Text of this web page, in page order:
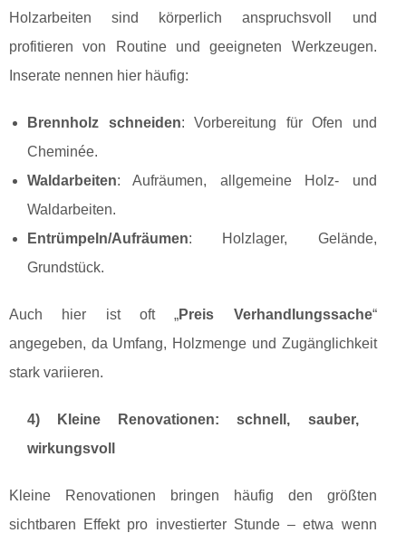
Holzarbeiten sind körperlich anspruchsvoll und
profitieren von Routine und geeigneten Werkzeugen.
Inserate nennen hier häufig:
Brennholz schneiden: Vorbereitung für Ofen und
Cheminée.
Waldarbeiten: Aufräumen, allgemeine Holz- und
Waldarbeiten.
Entrümpeln/Aufräumen: Holzlager, Gelände,
Grundstück.
Auch hier ist oft „Preis Verhandlungssache“
angegeben, da Umfang, Holzmenge und Zugänglichkeit
stark variieren.
4) Kleine Renovationen: schnell, sauber,
wirkungsvoll
Kleine Renovationen bringen häufig den größten
sichtbaren Effekt pro investierter Stunde – etwa wenn